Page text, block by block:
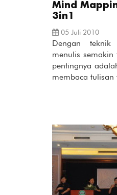
Mind
3in1
05 Juli 2010
Dengan teknik
menulis
pentingnya
membaca tulisan